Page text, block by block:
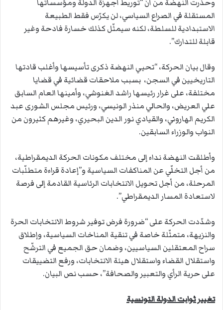
وحذّرت النهضة من أنّ “توريط أجهزة الدولة ومؤسساتها
المستقلة في الصراع السياسي، لن يكرّس فقط الطبيعة
الاستبدادية للسلطة، لكنه سيمثّل كذلك خسارة فادحة وغير
قابلة للتدارك”.
وقال بيان الحركة، “تحيي النهضة ذكرى تأسيسها وأغلب قادتها
التاريخيين في السجن، بسبب ملاحقات قضائية في قضايا
مختلفة، على غرار رئيسها راشد الغنوشي، وأمينها العام السابق
علي العريض، والحالي منذر الونيسي، ورئيس مجلس الشورى عبد
الكريم الهاروني، والقيادي نور الدين البحيري، وغيرهم كثيرون من
النواب والوزراء السابقين.
وأطلقت النهضة نداء إلى مختلف مكونات الحركة الديمقراطية،
من أجل التخلّي عن المناكفات السياسية و”إعادة قراءة متطلّبات
المرحلة، من أجل تحويل الانتخابات الرئاسية القادمة إلى فرصة
لاستعادة المسار الديمقراطي”.
وشدّدت الحركة على “ضرورة فرض توفير شروط الانتخابات الحرة
والنزيهة، متمثّلة خاصة في تنقية المناخات السياسية، وإطلاق
سراح المعتقلين السياسيين، وضمان حق الجميع في الترشّح
واستقلال القضاء واستقلال هيئة الانتخابات، ورفع التضييقات
على حرية الرأي والتعبير والصحافة”، حسب نص البيان.
تغيير ثوابت الدولة التونسية